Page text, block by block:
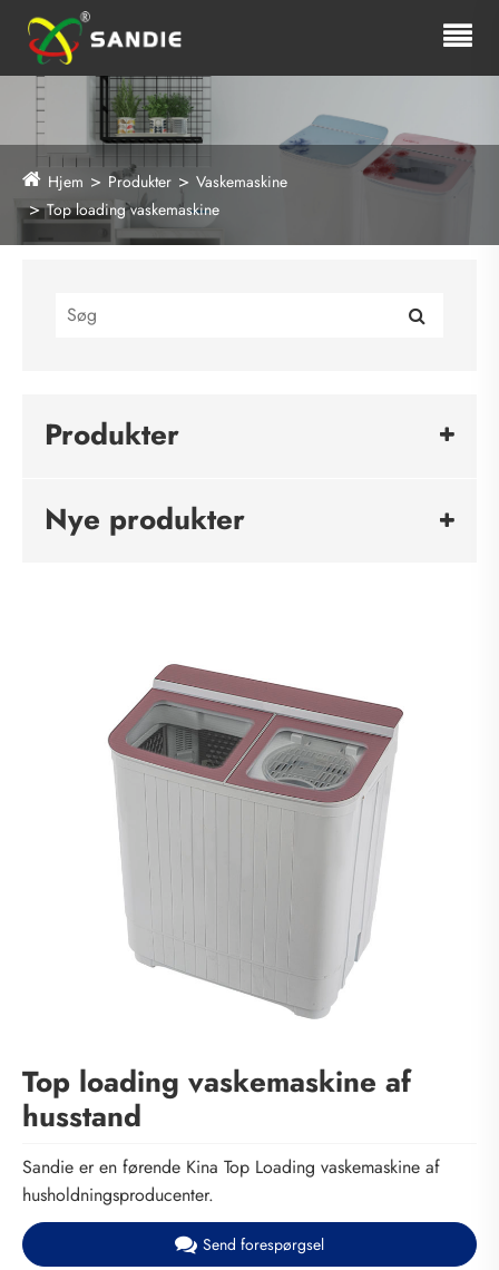
Hjem Produkter
Vaskemaskine
Top loading vaskemaskine
Produkter
Nye produkter
Top loading vaskemaskine af
husstand
Sandie er en førende Kina Top Loading vaskemaskine af
husholdningsproducenter.
Send forespørgsel